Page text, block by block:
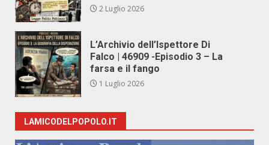
2 Luglio 2026
L’Archivio dell’Ispettore Di
Falco | 46909 -Episodio 3 – La
farsa e il fango
1 Luglio 2026
LAMICODELPOPOLO.IT